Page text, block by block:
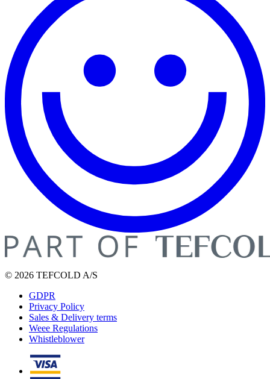
© 2026 TEFCOLD A/S
GDPR
Privacy Policy
Sales & Delivery terms
Weee Regulations
Whistleblower